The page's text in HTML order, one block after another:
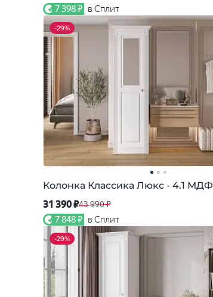
7 398 ₽ в Сплит
-29%
Колонка Классика Люкс - 4.1 МДФ
31 390 ₽43 990 ₽
7 848 ₽ в Сплит
-29%